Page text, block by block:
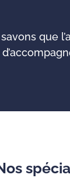
savons que